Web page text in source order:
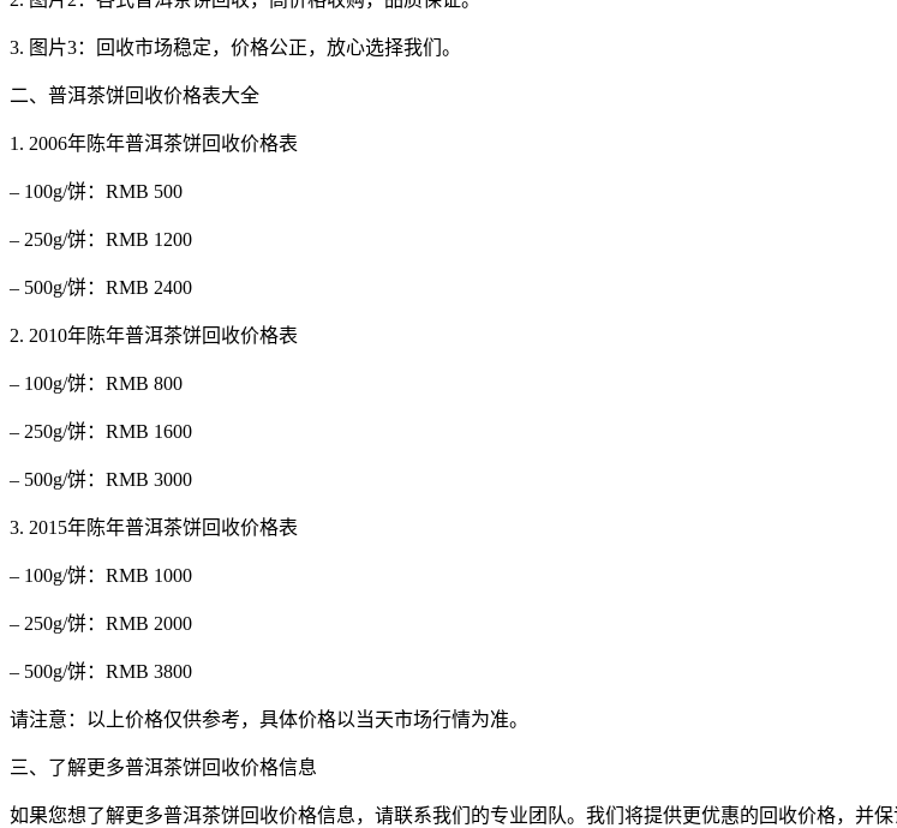
3. 图片3：回收市场稳定，价格公正，放心选择我们。
二、普洱茶饼回收价格表大全
1. 2006年陈年普洱茶饼回收价格表
– 100g/饼：RMB 500
– 250g/饼：RMB 1200
– 500g/饼：RMB 2400
2. 2010年陈年普洱茶饼回收价格表
– 100g/饼：RMB 800
– 250g/饼：RMB 1600
– 500g/饼：RMB 3000
3. 2015年陈年普洱茶饼回收价格表
– 100g/饼：RMB 1000
– 250g/饼：RMB 2000
– 500g/饼：RMB 3800
请注意：以上价格仅供参考，具体价格以当天市场行情为准。
三、了解更多普洱茶饼回收价格信息
如果您想了解更多普洱茶饼回收价格信息，请联系我们的专业团队。我们将提供更优惠的回收价格，并